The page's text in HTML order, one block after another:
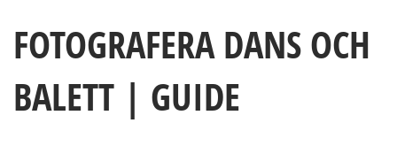
FOTOGRAFERA DANS OCH
BALETT | GUIDE